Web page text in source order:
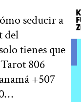
seducir a
del
tienes que
806
+507